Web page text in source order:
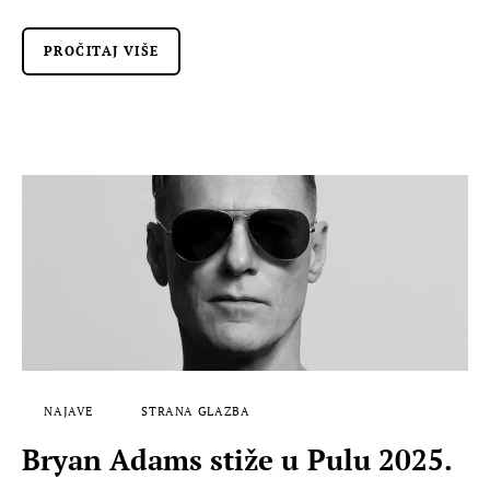
PROČITAJ VIŠE
NAJAVE STRANA GLAZBA
Bryan Adams stiže u Pulu 2025.